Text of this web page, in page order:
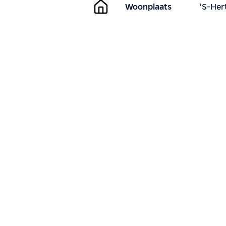
Woonplaats 'S-